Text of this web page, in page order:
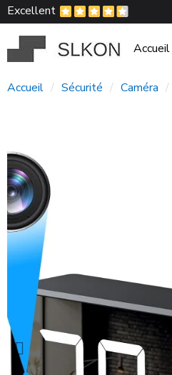
Excellent
Accueil
Accueil Sécurité Caméra